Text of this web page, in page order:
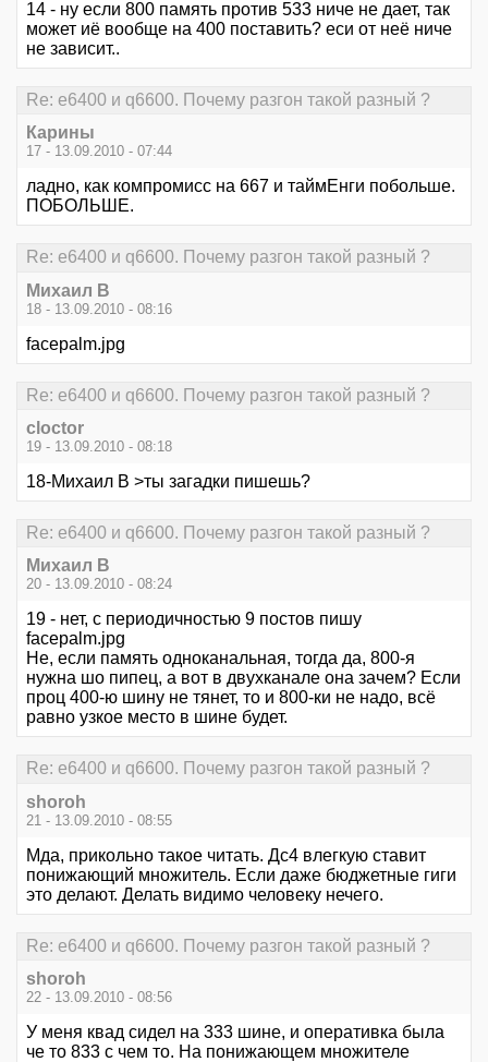
14 - ну если 800 память против 533 ниче не дает, так
может иё вообще на 400 поставить? еси от неё ниче
не зависит..
Re: е6400 и q6600. Почему разгон такой разный ?
Карины
17 - 13.09.2010 - 07:44
ладно, как компромисс на 667 и таймЕнги побольше.
ПОБОЛЬШЕ.
Re: е6400 и q6600. Почему разгон такой разный ?
Михаил В
18 - 13.09.2010 - 08:16
facepalm.jpg
Re: е6400 и q6600. Почему разгон такой разный ?
cloctor
19 - 13.09.2010 - 08:18
18-Михаил В >ты загадки пишешь?
Re: е6400 и q6600. Почему разгон такой разный ?
Михаил В
20 - 13.09.2010 - 08:24
19 - нет, с периодичностью 9 постов пишу
facepalm.jpg
Не, если память одноканальная, тогда да, 800-я
нужна шо пипец, а вот в двухканале она зачем? Если
проц 400-ю шину не тянет, то и 800-ки не надо, всё
равно узкое место в шине будет.
Re: е6400 и q6600. Почему разгон такой разный ?
shoroh
21 - 13.09.2010 - 08:55
Мда, прикольно такое читать. Дс4 влегкую ставит
понижающий множитель. Если даже бюджетные гиги
это делают. Делать видимо человеку нечего.
Re: е6400 и q6600. Почему разгон такой разный ?
shoroh
22 - 13.09.2010 - 08:56
У меня квад сидел на 333 шине, и оперативка была
че то 833 с чем то. На понижающем множителе